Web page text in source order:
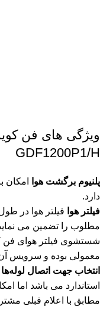
GDF1200P1/H
پلنیوم برگشت هوا
امکان
دارد.
فیلتر هوا فیلتر هوا در
مطلوب را تضمین می
شستشوی فیلتر هوای فن
معمولی بوده و سرویس
انتخاب جهت اتصال
استاندارد می باشد اما
مطابق با اعلام قبلی